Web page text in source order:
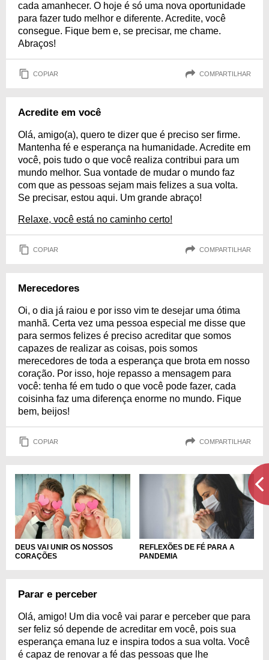
cada amanhecer. O hoje é só uma nova oportunidade
para fazer tudo melhor e diferente. Acredite, você
consegue. Fique bem e, se precisar, me chame.
Abraços!
COPIAR COMPARTILHAR
Acredite em você
Olá, amigo(a), quero te dizer que é preciso ser firme.
Mantenha fé e esperança na humanidade. Acredite em
você, pois tudo o que você realiza contribui para um
mundo melhor. Sua vontade de mudar o mundo faz
com que as pessoas sejam mais felizes a sua volta.
Se precisar, estou aqui. Um grande abraço!
Relaxe, você está no caminho certo!
COPIAR COMPARTILHAR
Merecedores
Oi, o dia já raiou e por isso vim te desejar uma ótima
manhã. Certa vez uma pessoa especial me disse que
para sermos felizes é preciso acreditar que somos
capazes de realizar as coisas, pois somos
merecedores de toda a esperança que brota em nosso
coração. Por isso, hoje repasso a mensagem para
você: tenha fé em tudo o que você pode fazer, cada
coisinha faz uma diferença enorme no mundo. Fique
bem, beijos!
COPIAR COMPARTILHAR
DEUS VAI UNIR OS NOSSOS
CORAÇÕES
REFLEXÕES DE FÉ PARA A
PANDEMIA
Parar e perceber
Olá, amigo! Um dia você vai parar e perceber que para
ser feliz só depende de acreditar em você, pois sua
esperança emana luz e inspira todos a sua volta. Você
é capaz de renovar a fé das pessoas que lhe